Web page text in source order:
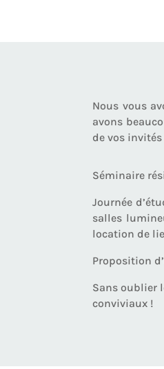
Nous vous
avons
de vos invités
Séminaire
Journée
salles
location de
Proposition
Sans oublier
conviviaux !